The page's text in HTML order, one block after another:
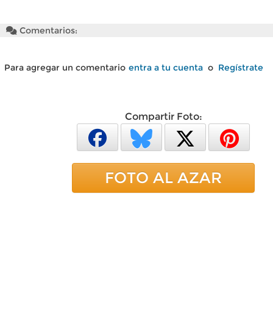
Comentarios:
Para agregar un comentario entra a tu cuenta o Regístrate
Compartir Foto:
FOTO AL AZAR